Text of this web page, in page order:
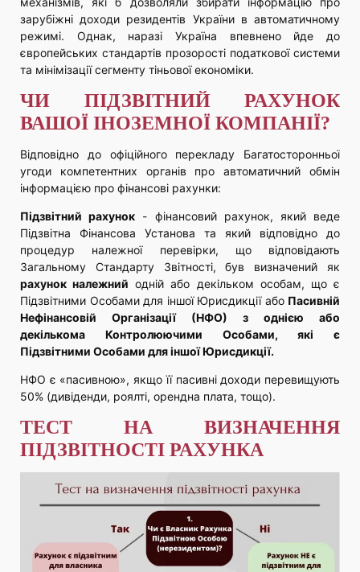
зарубіжні доходи резидентів України в автоматичному
режимі. Однак, наразі Україна впевнено йде до
європейських стандартів прозорості податкової системи
та мінімізації сегменту тіньової економіки.
ЧИ ПІДЗВІТНИЙ РАХУНОК
ВАШОЇ ІНОЗЕМНОЇ КОМПАНІЇ?
Відповідно до офіційного перекладу Багатосторонньої
угоди компетентних органів про автоматичний обмін
інформацією про фінансові рахунки:
Підзвітний рахунок - фінансовий рахунок, який веде
Підзвітна Фінансова Установа та який відповідно до
процедур належної перевірки, що відповідають
Загальному Стандарту Звітності, був визначений як
рахунок належний одній або декільком особам, що є
Підзвітними Особами для іншої Юрисдикції або Пасивній
Нефінансовій Організації (НФО) з однією або
декількома Контролюючими Особами, які є
Підзвітними Особами для іншої Юрисдикції.
НФО є «пасивною», якщо її пасивні доходи перевищують
50% (дивіденди, роялті, орендна плата, тощо).
ТЕСТ НА ВИЗНАЧЕННЯ
ПІДЗВІТНОСТІ РАХУНКА